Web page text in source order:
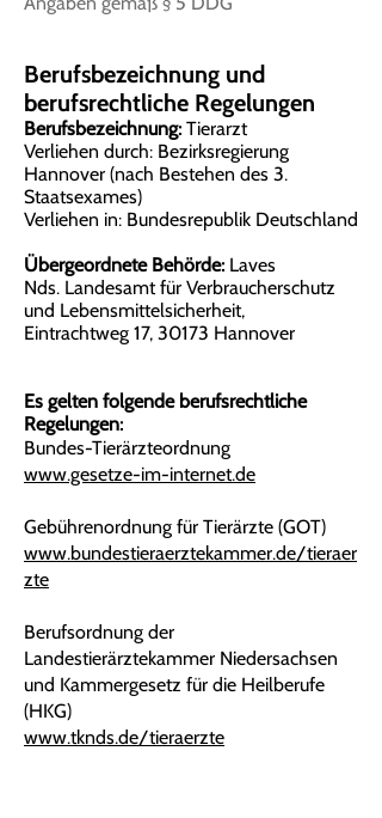
Berufsbezeichnung und
berufsrechtliche Regelungen
Berufsbezeichnung: Tierarzt
Verliehen durch: Bezirksregierung
Hannover (nach Bestehen des 3.
Staatsexames)
Verliehen in: Bundesrepublik Deutschland
Übergeordnete Behörde: Laves
Nds. Landesamt für Verbraucherschutz
und Lebensmittelsicherheit,
Eintrachtweg 17, 30173 Hannover
Es gelten folgende berufsrechtliche
Regelungen:
Bundes-Tierärzteordnung
www.gesetze-im-internet.de
Gebührenordnung für Tierärzte (GOT)
www.bundestieraerztekammer.de/tieraer
zte
Berufsordnung der
Landestierärztekammer Niedersachsen
und Kammergesetz für die Heilberufe
(HKG)
www.tknds.de/tieraerzte